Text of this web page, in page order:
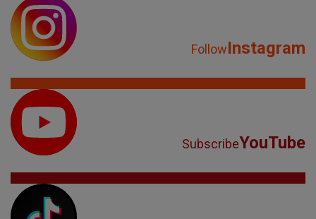
FollowInstagram
SubscribeYouTube